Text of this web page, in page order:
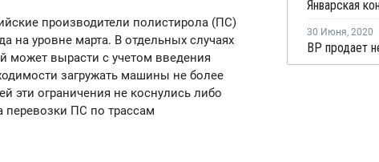
производители полистирола (ПС)
на уровне марта. В отдельных случаях
может вырасти с учетом введения
загружать машины не более
эти ограничения не коснулись либо
перевозки ПС по трассам
30 Июня, 2020